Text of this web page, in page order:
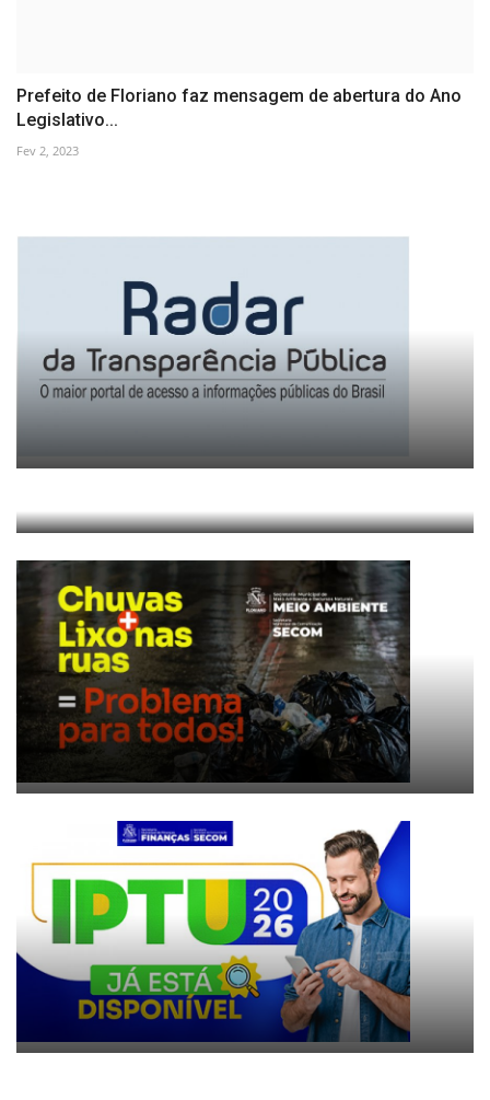
Prefeito de Floriano faz mensagem de abertura do Ano
Legislativo...
Fev 2, 2023